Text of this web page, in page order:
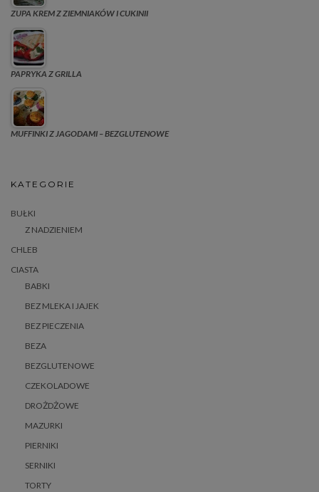
ZUPA KREM Z ZIEMNIAKÓW I CUKINII
PAPRYKA Z GRILLA
MUFFINKI Z JAGODAMI – BEZGLUTENOWE
KATEGORIE
BUŁKI
Z NADZIENIEM
CHLEB
CIASTA
BABKI
BEZ MLEKA I JAJEK
BEZ PIECZENIA
BEZA
BEZGLUTENOWE
CZEKOLADOWE
DROŻDŻOWE
MAZURKI
PIERNIKI
SERNIKI
TORTY